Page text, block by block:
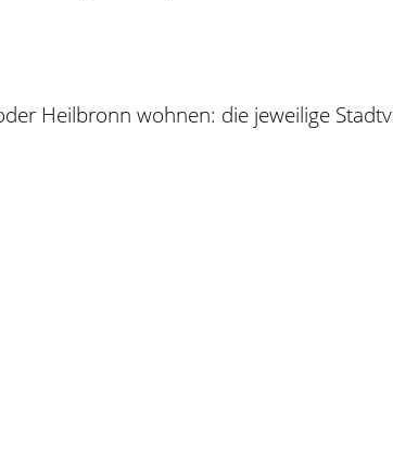
Heilbronn wohnen: die jeweilige